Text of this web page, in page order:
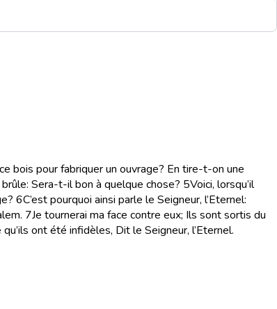
bois pour fabriquer un ouvrage? En tire-t-on une
Sera-t-il bon à quelque chose? 5Voici, lorsqu’il
6C’est pourquoi ainsi parle le Seigneur, l’Eternel:
7Je tournerai ma face contre eux; Ils sont sortis du
ont été infidèles, Dit le Seigneur, l’Eternel.